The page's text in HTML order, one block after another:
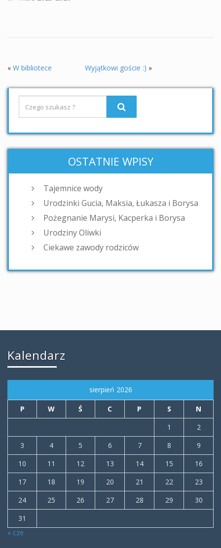
« W bibliotece Wyjątkowi goście :) »
OSTATNIE WPISY
Tajemnice wody
Urodzinki Gucia, Maksia, Łukasza i Borysa
Pożegnanie Marysi, Kacperka i Borysa
Urodziny Oliwki
Ciekawe zawody rodziców
Kalendarz
sierpień 2026
P W Ś C P S
N
1
2
3
4 5 6 7 8
9
10
11 12 13 14 15
16
17
18 19 20 21 22
23
24
25 26 27 28 29
30
31
« cze